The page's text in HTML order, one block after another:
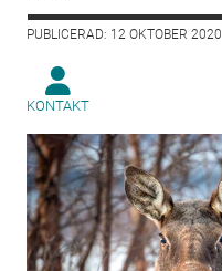
PUBLICERAD: 12 OKTOBER 2020
KONTAKT